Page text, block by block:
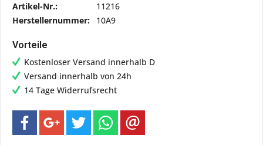
Artikel-Nr.:
11216
Herstellernummer:
10A9
Vorteile
Kostenloser Versand innerhalb D
Versand innerhalb von 24h
14 Tage Widerrufsrecht